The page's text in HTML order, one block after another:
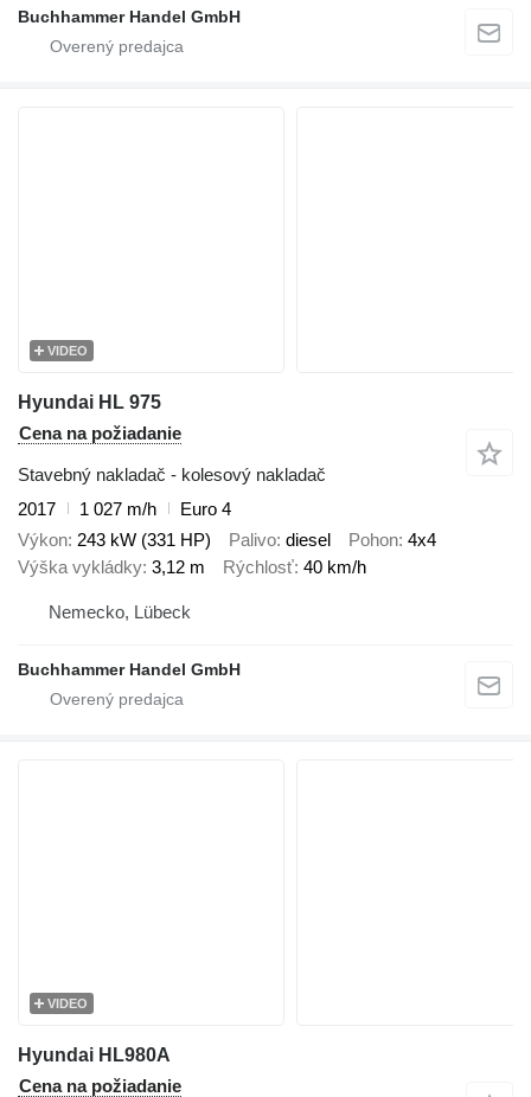
Buchhammer Handel GmbH
VIDEO
Hyundai HL 975
Cena na požiadanie
Stavebný nakladač - kolesový nakladač
2017
1 027 m/h
Euro 4
Výkon 243 kW (331 HP) Palivo diesel Pohon 4x4
Výška vykládky 3,12 m Rýchlosť 40 km/h
Nemecko, Lübeck
Buchhammer Handel GmbH
VIDEO
Hyundai HL980A
Cena na požiadanie